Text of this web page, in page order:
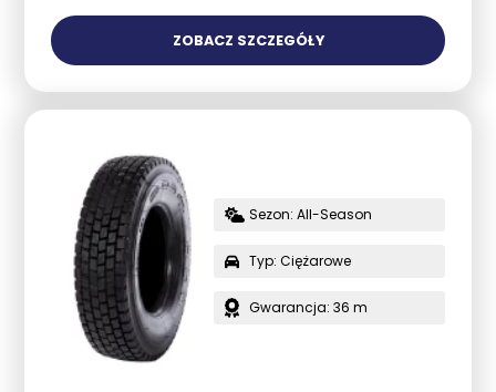
ZOBACZ SZCZEGÓŁY
Sezon: All-Season
Typ: Ciężarowe
Gwarancja: 36 m